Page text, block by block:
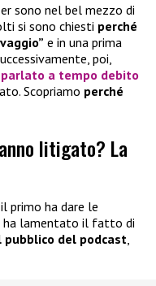
sono nel bel mezzo di
si sono chiesti perché
e in una prima
poi,
a tempo debito
Scopriamo perché
litigato? La
primo ha dare le
ha lamentato il fatto di
del podcast,